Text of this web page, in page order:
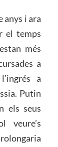
anys i ara
el temps
més
a
a
Putin
els seus
veure’s